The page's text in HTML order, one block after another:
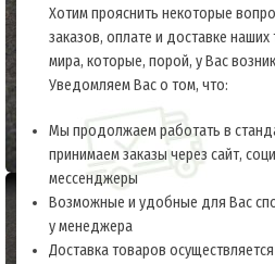
Хотим прояснить некоторые
заказов, оплате и доставке
мира, которые, порой, у Вас
Уведомляем Вас о том, что:
Мы продолжаем работать в
принимаем заказы через сайт,
мессенджеры
Возможные и удобные для Вас
у менеджера
Доставка товаров